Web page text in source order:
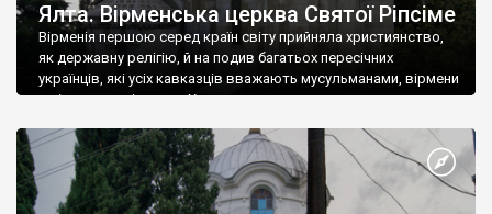
Ялта. Вірменська церква Святої Ріпсіме
Вірменія першою серед країн світу прийняла християнство,
як державну релігію, й на подив багатьох пересічних
українців, які усіх кавказців вважають мусульманами, вірмени
є відданими вірянами Христа